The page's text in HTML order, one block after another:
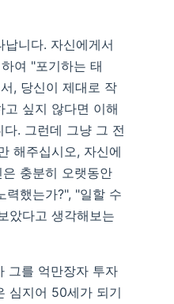
니다. 자신에게서
여 "포기하는 태
, 당신이 제대로 작
싶지 않다면 이해
. 그런데 그냥 그 전
해주십시오, 자신에
충분히 오랫동안
력했는가?", "일할 수
았다고 생각해보는
그를 억만장자 투자
심지어 50세가 되기